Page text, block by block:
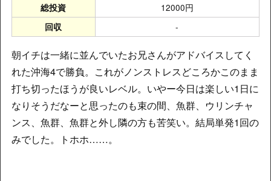
総投資 12000円
回収 -
朝イチは一緒に並んでいたお兄さんがアドバイスしてく
れた沖海4で勝負。これがノンストレスどころかこのまま
打ち切ったほうが良いレベル。いやー今日は楽しい1日に
なりそうだなーと思ったのも束の間、魚群、ウリンチャ
ンス、魚群、魚群と外し隣の方も苦笑い。結局単発1回の
みでした。トホホ……。